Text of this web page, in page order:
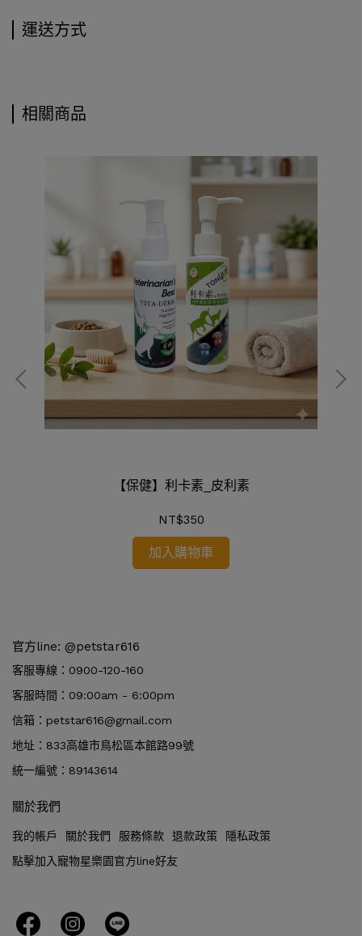
運送方式
相關商品
【保健】利卡素_皮利素
NT$350
加入購物車
官方line: @petstar616
客服專線：0900-120-160
客服時間：09:00am - 6:00pm
信箱：petstar616@gmail.com
地址：833高雄市鳥松區本館路99號
統一編號：89143614
關於我們
我的帳戶 關於我們 服務條款 退款政策
隱私政策
點擊加入寵物星樂園官方line好友